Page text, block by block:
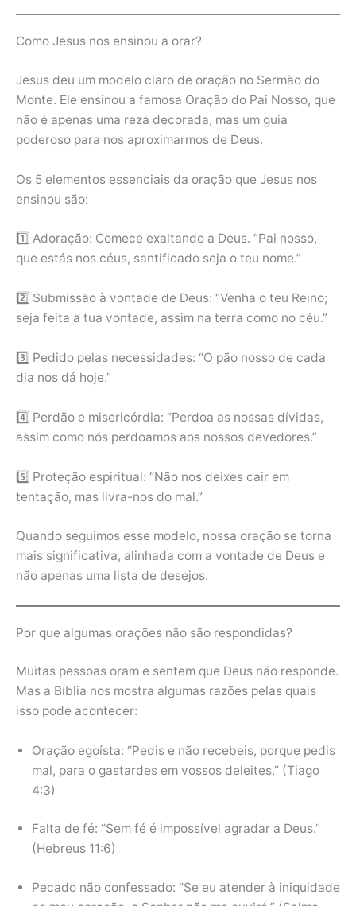
Como Jesus nos ensinou a orar?
Jesus deu um modelo claro de oração no Sermão do
Monte. Ele ensinou a famosa Oração do Pai Nosso, que
não é apenas uma reza decorada, mas um guia
poderoso para nos aproximarmos de Deus.
Os 5 elementos essenciais da oração que Jesus nos
ensinou são:
1️⃣ Adoração: Comece exaltando a Deus. “Pai nosso,
que estás nos céus, santificado seja o teu nome.”
2️⃣ Submissão à vontade de Deus: “Venha o teu Reino;
seja feita a tua vontade, assim na terra como no céu.”
3️⃣ Pedido pelas necessidades: “O pão nosso de cada
dia nos dá hoje.”
4️⃣ Perdão e misericórdia: “Perdoa as nossas dívidas,
assim como nós perdoamos aos nossos devedores.”
5️⃣ Proteção espiritual: “Não nos deixes cair em
tentação, mas livra-nos do mal.”
Quando seguimos esse modelo, nossa oração se torna
mais significativa, alinhada com a vontade de Deus e
não apenas uma lista de desejos.
Por que algumas orações não são respondidas?
Muitas pessoas oram e sentem que Deus não responde.
Mas a Bíblia nos mostra algumas razões pelas quais
isso pode acontecer:
Oração egoísta: “Pedis e não recebeis, porque pedis
mal, para o gastardes em vossos deleites.” (Tiago
4:3)
Falta de fé: “Sem fé é impossível agradar a Deus.”
(Hebreus 11:6)
Pecado não confessado: “Se eu atender à iniquidade